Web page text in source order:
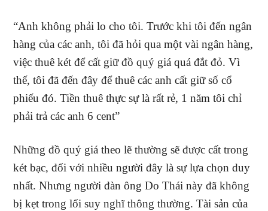
“Anh không phải lo cho tôi. Trước khi tôi đến ngân
hàng của các anh, tôi đã hỏi qua một vài ngân hàng,
việc thuê két để cất giữ đồ quý giá quá đắt đỏ. Vì
thế, tôi đã đến đây để thuê các anh cất giữ số cổ
phiếu đó. Tiền thuê thực sự là rất rẻ, 1 năm tôi chỉ
phải trả các anh 6 cent”
Những đồ quý giá theo lẽ thường sẽ được cất trong
két bạc, đối với nhiều người đây là sự lựa chọn duy
nhất. Nhưng người đàn ông Do Thái này đã không
bị kẹt trong lối suy nghĩ thông thường. Tài sản của